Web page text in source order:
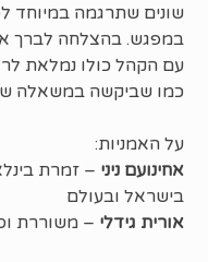
שונים שתרגמה במיוחד
במפגש. בהצלחה לברך
עם הקהל כולו נמלאת
כמו שביקשה במשאלה
על האמניות:
אחינועם ניני – זמרת
בישראל ובעולם
אורית גידלי – משוררת